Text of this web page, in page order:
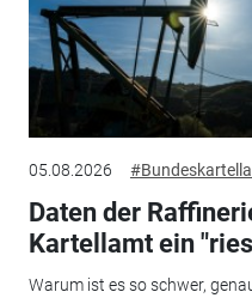
05.08.2026
Daten der
Kartellamt ein
Warum ist es so schwer,